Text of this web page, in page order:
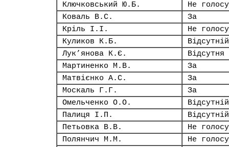
Ключковський Ю.Б.
Не
Коваль В.С.
За
Кріль І.І.
Не
Куликов К.Б.
Відсутній
Лук’янова К.Є.
Відсутня
Мартиненко М.В.
За
Матвієнко А.С.
За
Москаль Г.Г.
За
Омельченко О.О.
Відсутній
Палиця І.П.
Відсутній
Петьовка В.В.
Не
Полянчич М.М.
Не